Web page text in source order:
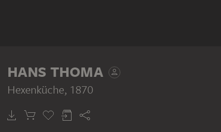
HANS THOMA
Hexenküche, 1870